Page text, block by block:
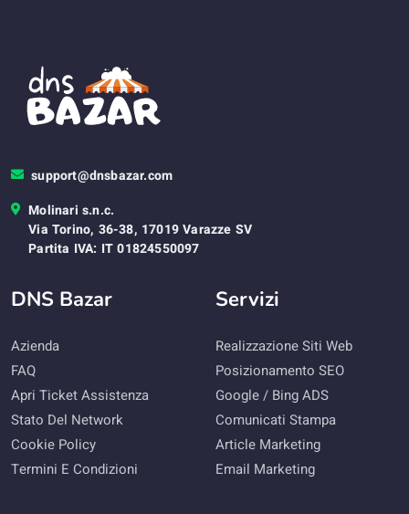
support@dnsbazar.com
Molinari s.n.c.
Via Torino, 36-38, 17019 Varazze SV
Partita IVA: IT 01824550097
DNS Bazar
Azienda
FAQ
Apri Ticket Assistenza
Stato Del Network
Cookie Policy
Termini E Condizioni
Servizi
Realizzazione Siti Web
Posizionamento SEO
Google / Bing ADS
Comunicati Stampa
Article Marketing
Email Marketing